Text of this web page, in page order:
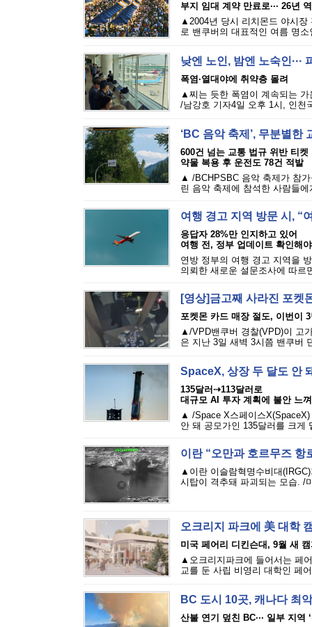
부지 임대 계약 만료로··· 26년
▲2004년 당시 리치몬드 야시장
로 밴쿠버의 대표적인 여름 명
낮엔 노인, 밤엔 노숙인
폭염·열대야에 취약층 몰려
▲찌는 듯한 폭염이 계속되는 가
/남강호 기자4일 오후 1시, 인천
‘BC 음악 축제’, 무분별
600건 넘는 교통 법규 위반 티켓
약물 복용 후 운전도 78건 적발
▲ /BCHPSBC 음악 축제가 참
린 음악 축제에 참석한 사람들
여행 경고 지역 방문 시, “
응답자 28%만 인지하고 있어
여행 전, 정부 업데이트 확인해야
연방 정부의 여행 경고 지역을
의뢰한 새로운 설문조사에 따르
[영상]금고째 사라진 포켓
포켓몬 카드 매장 절도, 이번이
▲/VPD밴쿠버 경찰(VPD)이 고
은 지난 3일 새벽 3시쯤 밴쿠버
SpaceX, 상장 두 달도 안
135달러⇢113달러로
대규모 AI 투자 계획에 불안 느껴
▲ /Space X스페이스
안 돼 공모가인 135달러를 크게
이란 “오만과 호르무즈 항
▲이란 이슬람혁명수비대
시탑이 격추돼 파괴되는 모습. /
오크리지 파크에 美 대학
미국 페어리 디킨슨대, 9월 새
▲오크리지파크에 들어서는 페
교를 둔 사립 비영리 대학인 페
BC 도시 10곳, 캐나다 최
산불 연기 덮친 BC··· 일부 지역